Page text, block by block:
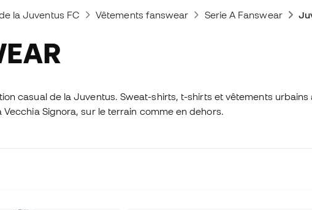
la Juventus FC Vêtements fanswear Serie A Fanswear
casual de la Juventus. Sweat-shirts, t-shirts et vêtements
Signora, sur le terrain comme en dehors.